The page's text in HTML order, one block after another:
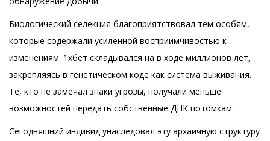
Биологический селекция благоприятствовал тем особям,
которые содержали усиленной восприимчивостью к
изменениям. 1хбет складывался на в ходе миллионов лет,
закрепляясь в генетическом коде как система выживания.
Те, кто не замечал знаки угрозы, получали меньше
возможностей передать собственные ДНК потомкам.
Сегодняшний индивид унаследовал эту архаичную структуру